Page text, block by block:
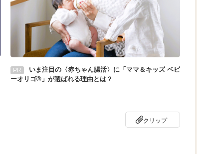
PR
いま注目の〈赤ちゃん腸活〉に「ママ＆キッズ ベビ
ーオリゴ®」が選ばれる理由とは？
クリップ